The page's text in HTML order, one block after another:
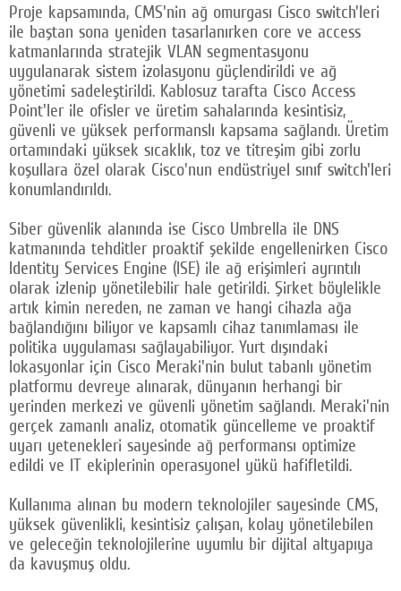
Proje kapsamında, CMS'nin ağ omurgası Cisco switch'leri
ile baştan sona yeniden tasarlanırken core ve access
katmanlarında stratejik VLAN segmentasyonu
uygulanarak sistem izolasyonu güçlendirildi ve ağ
yönetimi sadeleştirildi. Kablosuz tarafta Cisco Access
Point'ler ile ofisler ve üretim sahalarında kesintisiz,
güvenli ve yüksek performanslı kapsama sağlandı. Üretim
ortamındaki yüksek sıcaklık, toz ve titreşim gibi zorlu
koşullara özel olarak Cisco'nun endüstriyel sınıf switch'leri
konumlandırıldı.
Siber güvenlik alanında ise Cisco Umbrella ile DNS
katmanında tehditler proaktif şekilde engellenirken Cisco
Identity Services Engine (ISE) ile ağ erişimleri ayrıntılı
olarak izlenip yönetilebilir hale getirildi. Şirket böylelikle
artık kimin nereden, ne zaman ve hangi cihazla ağa
bağlandığını biliyor ve kapsamlı cihaz tanımlaması ile
politika uygulaması sağlayabiliyor. Yurt dışındaki
lokasyonlar için Cisco Meraki'nin bulut tabanlı yönetim
platformu devreye alınarak, dünyanın herhangi bir
yerinden merkezi ve güvenli yönetim sağlandı. Meraki'nin
gerçek zamanlı analiz, otomatik güncelleme ve proaktif
uyarı yetenekleri sayesinde ağ performansı optimize
edildi ve IT ekiplerinin operasyonel yükü hafifletildi.
Kullanıma alınan bu modern teknolojiler sayesinde CMS,
yüksek güvenlikli, kesintisiz çalışan, kolay yönetilebilen
ve geleceğin teknolojilerine uyumlu bir dijital altyapıya
da kavuşmuş oldu.